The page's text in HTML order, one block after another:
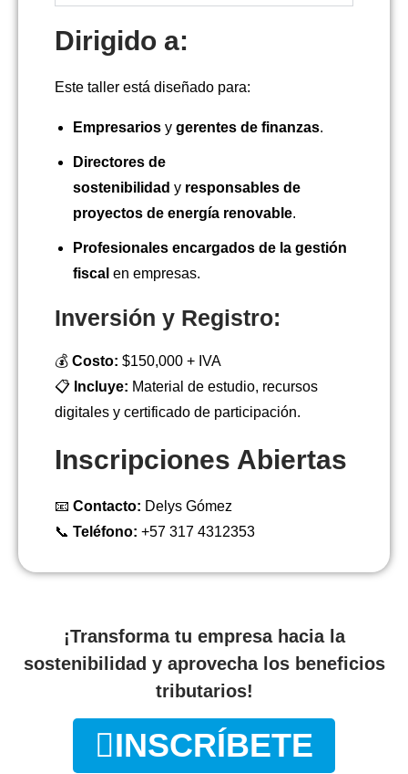
Dirigido a:
Este taller está diseñado para:
Empresarios y gerentes de finanzas.
Directores de
sostenibilidad y responsables de
proyectos de energía renovable.
Profesionales encargados de la gestión
fiscal en empresas.
Inversión y Registro:
💰 Costo: $150,000 + IVA
📋 Incluye: Material de estudio, recursos
digitales y certificado de participación.
Inscripciones Abiertas
📧 Contacto: Delys Gómez
📞 Teléfono: +57 317 4312353
¡Transforma tu empresa hacia la
sostenibilidad y aprovecha los beneficios
tributarios!
INSCRÍBETE